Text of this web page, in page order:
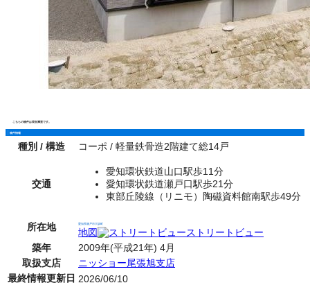
こちらの物件は現在満室です。
物件情報
種別 / 構造 コーポ / 軽量鉄骨造2階建て総14戸
交通
愛知環状鉄道山口駅歩11分
愛知環状鉄道瀬戸口駅歩21分
東部丘陵線（リニモ）陶磁資料館南駅歩49分
所在地 愛知県瀬戸市大坂町
地図
ストリートビュー
築年
2009年(平成21年) 4月
取扱支店
ニッショー尾張旭支店
最終情報更新日 2026/06/10